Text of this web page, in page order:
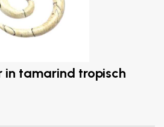
in tamarind tropisch